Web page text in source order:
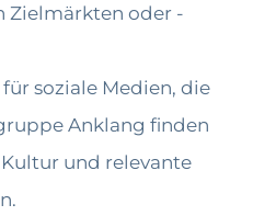
Zielmärkten oder -
soziale Medien, die
Anklang finden
und relevante